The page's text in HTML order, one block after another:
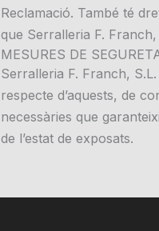
Reclamació. També té
que Serralleria F.
MESURES DE
Serralleria F. Franch,
respecte d’aquests, de
necessàries que
de l’estat de exposats.